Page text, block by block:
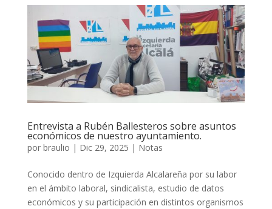
Entrevista a Rubén Ballesteros sobre asuntos
económicos de nuestro ayuntamiento.
por braulio | Dic 29, 2025 | Notas
Conocido dentro de Izquierda Alcalareña por su labor
en el ámbito laboral, sindicalista, estudio de datos
económicos y su participación en distintos organismos